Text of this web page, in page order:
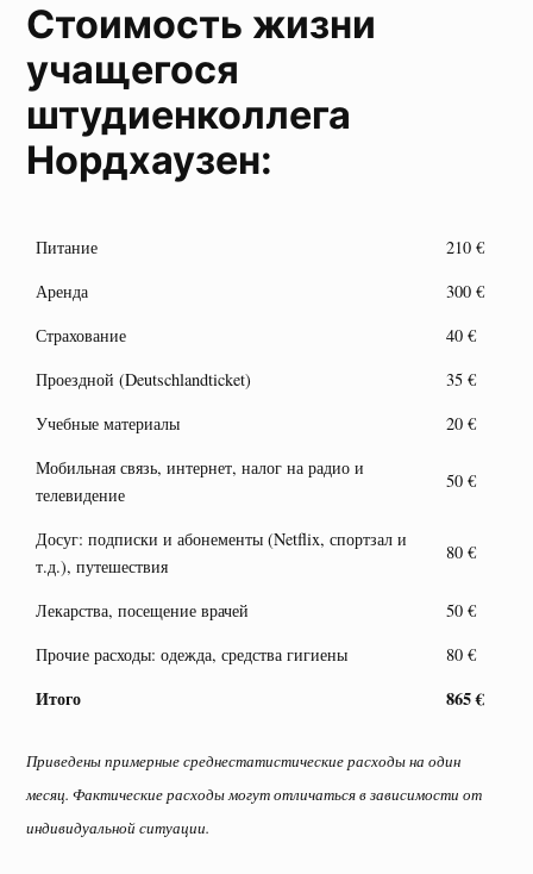
Стоимость жизни
учащегося
штудиенколлега
Нордхаузен:
Питание
210 €
Аренда
300 €
Страхование
40 €
Проездной (Deutschlandticket)
35 €
Учебные материалы
20 €
Мобильная связь, интернет, налог на радио и
телевидение
50 €
Досуг: подписки и абонементы (Netflix, спортзал и
т.д.), путешествия
80 €
Лекарства, посещение врачей
50 €
Прочие расходы: одежда, средства гигиены
80 €
Итого 865 €
Приведены примерные среднестатистические расходы на один
месяц. Фактические расходы могут отличаться в зависимости от
индивидуальной ситуации.